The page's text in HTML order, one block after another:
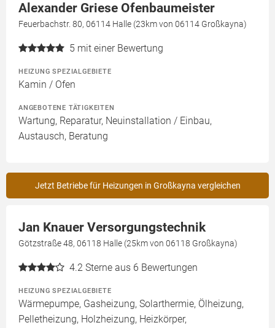
Alexander Griese Ofenbaumeister
Feuerbachstr. 80, 06114 Halle (23km von 06114 Großkayna)
5 mit einer Bewertung
HEIZUNG SPEZIALGEBIETE
Kamin / Ofen
ANGEBOTENE TÄTIGKEITEN
Wartung, Reparatur, Neuinstallation / Einbau,
Austausch, Beratung
Jetzt Betriebe für Heizungen in Großkayna vergleichen
Jan Knauer Versorgungstechnik
Götzstraße 48, 06118 Halle (25km von 06118 Großkayna)
4.2 Sterne aus 6 Bewertungen
HEIZUNG SPEZIALGEBIETE
Wärmepumpe, Gasheizung, Solarthermie, Ölheizung,
Pelletheizung, Holzheizung, Heizkörper,